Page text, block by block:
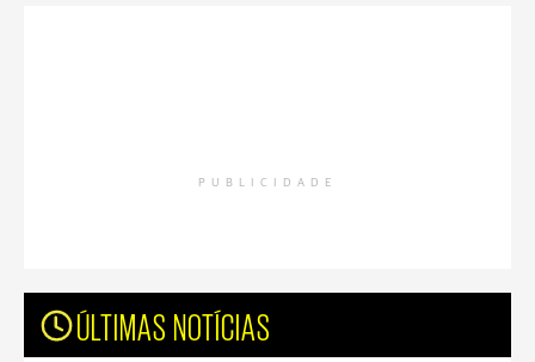
PUBLICIDADE
ÚLTIMAS NOTÍCIAS